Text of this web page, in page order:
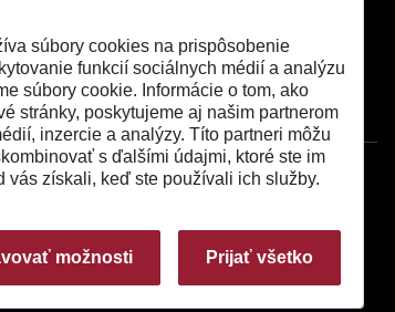
súbory cookies na prispôsobenie
funkcií sociálnych médií a analýzu
súbory cookie. Informácie o tom, ako
stránky, poskytujeme aj našim partnerom
inzercie a analýzy. Títo partneri môžu
s ďalšími údajmi, ktoré ste im
vás získali, keď ste používali ich služby.
možnosti Prijať všetko